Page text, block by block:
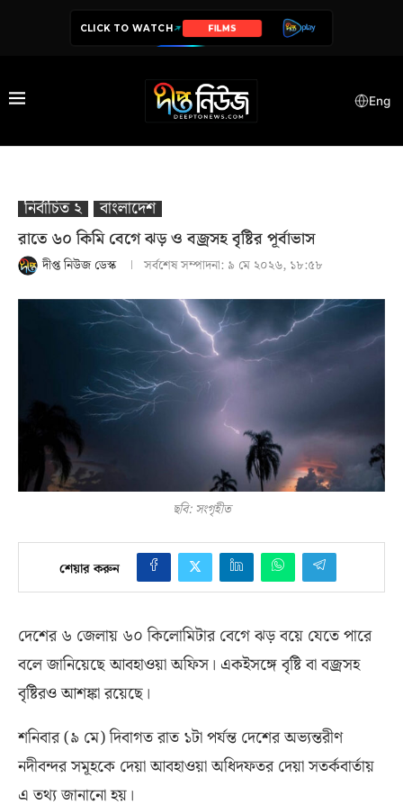
CLICK TO WATCH SERIES
Eng
নির্বাচিত ২
বাংলাদেশ
রাতে ৬০ কিমি বেগে ঝড় ও বজ্রসহ বৃষ্টির পূর্বাভাস
দীপ্ত নিউজ ডেস্ক সর্বশেষ সম্পাদনা: ৯ মে ২০২৬, ১৮:৫৮
ছবি: সংগৃহীত
শেয়ার করুন
দেশের ৬ জেলায় ৬০ কিলোমিটার বেগে ঝড় বয়ে যেতে পারে
বলে জানিয়েছে আবহাওয়া অফিস। একইসঙ্গে বৃষ্টি বা বজ্রসহ
বৃষ্টিরও আশঙ্কা রয়েছে।
শনিবার(৯ মে)দিবাগত রাত ১টা পর্যন্ত দেশের অভ্যন্তরীণ
নদীবন্দর সমূহকে দেয়া আবহাওয়া অধিদফতর দেয়া সতর্কবার্তায়
এ তথ্য জানানো হয়।